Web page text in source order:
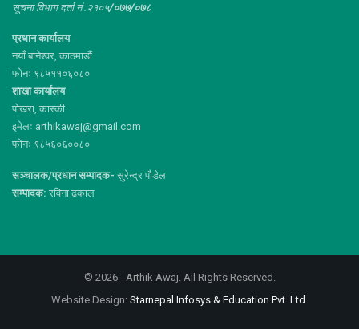
सूचना विभाग दर्ता नं :२१०५/०७७/०७८
प्रधान कार्यालय
नयाँ बानेश्वर, काठमाडौं
फोनः ९८५११०६०८०
शाखा कार्यालय
पोखरा, कास्की
इमेलः arthikawaj@gmail.com
फोनः ९८५६०६००८०
सञ्चालक/प्रधान सम्पादक- सुरेन्द्र पौडेल
सम्पादक: रविना ढकाल
© 2026 - Arthik Awaj. All Rights Reserved.
Website Design: Starnepal Infosys & Education Pvt. Ltd.